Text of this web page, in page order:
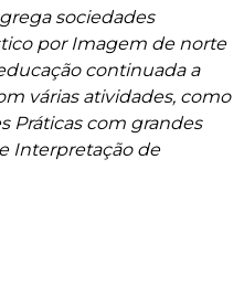
sociedades
por Imagem de norte
continuada a
várias atividades, como
Práticas com grandes
Interpretação de